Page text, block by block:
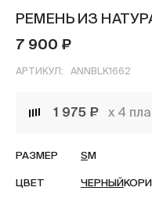
РЕМЕНЬ ИЗ
7 900 ₽
АРТИКУЛ: ANNBLK1662
1 975 ₽ х 4
РАЗМЕР SM
ЦВЕТ ЧЕРНЫЙ